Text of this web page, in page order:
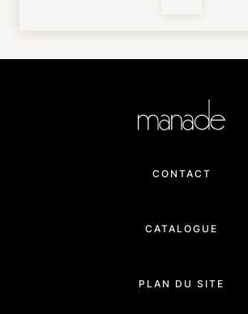
CONTACT
CATALOGUE
PLAN DU SITE